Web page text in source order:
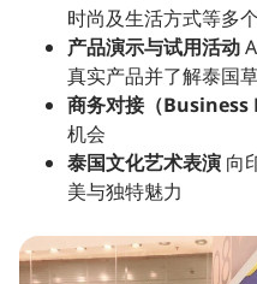
时尚及生活方式等多
产品演示与试用活动
真实产品并了解泰国
商务对接（Business
机会
泰国文化艺术表演 向
美与独特魅力